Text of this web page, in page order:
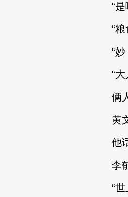
“是啊
“粮食
“妙，
“大
俩人
黄文
他话
李郁
“世上